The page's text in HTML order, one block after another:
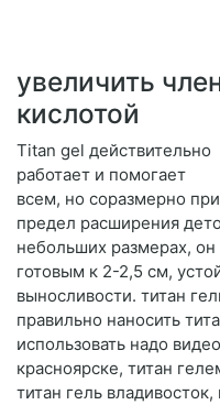
увеличить
кислотой
Titan gel действительно
работает и помогает
всем, но соразмерно
предел расширения
небольших размерах,
готовым к 2-2,5 см,
выносливости. титан
правильно наносить
использовать надо
красноярске, титан
титан гель